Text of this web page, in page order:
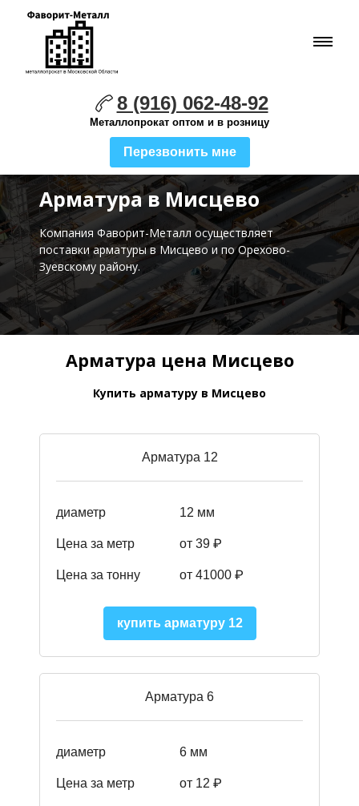
8 (916) 062-48-92
Металлопрокат оптом и в розницу
Перезвонить мне
Арматура в Мисцево
Компания Фаворит-Металл осуществляет
поставкиарматуры в Мисцево и по Орехово-
Зуевскому району.
Арматура цена Мисцево
Купить арматуру в Мисцево
Арматура 12
диаметр 12 мм
Цена за метр от 39 ₽
Цена за тонну от 41000 ₽
купить арматуру 12
Арматура 6
диаметр 6 мм
Цена за метр от 12 ₽